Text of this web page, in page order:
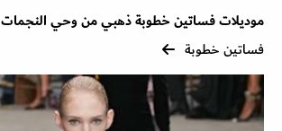
موديلات فساتين خطوبة ذهبي من وحي النجمات
فساتين خطوبة